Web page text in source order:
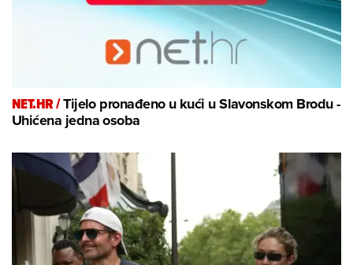
NET.HR /Tijelo pronađeno u kući u Slavonskom Brodu -
Uhićena jedna osoba